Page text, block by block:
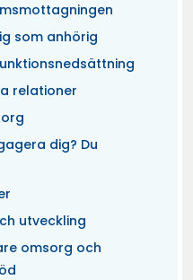
som anhörig
relationer
dig? Du
utveckling
omsorg och